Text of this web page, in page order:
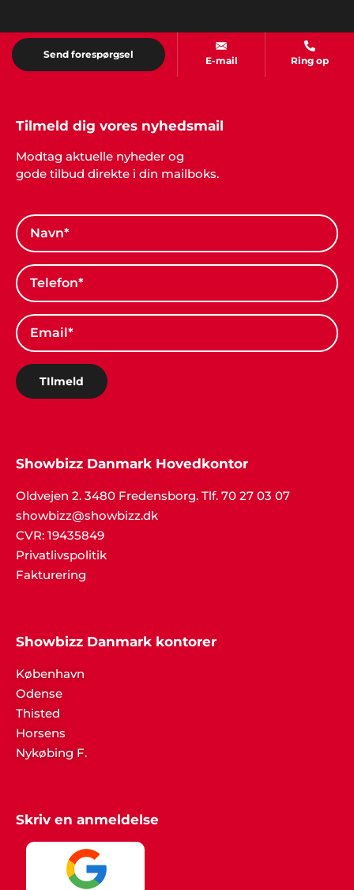
Send forespørgsel
E-mail Ring op
Tilmeld dig vores nyhedsmail
Modtag aktuelle nyheder og
gode tilbud direkte i din mailboks.
TIlmeld
Showbizz Danmark Hovedkontor
Oldvejen 2. 3480 Fredensborg. Tlf. 70 27 03 07
showbizz@showbizz.dk
CVR: 19435849
Privatlivspolitik
Fakturering
Showbizz Danmark kontorer
København
Odense
Thisted
Horsens
Nykøbing F.
Skriv en anmeldelse